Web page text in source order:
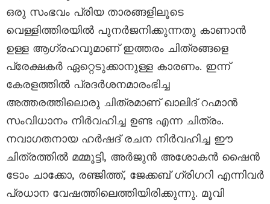
ഒരു സംഭവം പ്രിയ താരങ്ങളിലൂടെ
വെള്ളിത്തിരയിൽ പുനർജനിക്കുന്നതു കാണാൻ
ഉള്ള ആഗ്രഹവുമാണ് ഇത്തരം ചിത്രങ്ങളെ
പ്രേക്ഷകർ ഏറ്റെടുക്കാനുള്ള കാരണം. ഇന്ന്
കേരളത്തിൽ പ്രദർശനമാരംഭിച്ച
അത്തരത്തിലൊരു ചിത്രമാണ് ഖാലിദ് റഹ്മാൻ
സംവിധാനം നിർവഹിച്ച ഉണ്ട എന്ന ചിത്രം.
നവാഗതനായ ഹർഷദ് രചന നിർവഹിച്ച ഈ
ചിത്രത്തിൽ മമ്മൂട്ടി, അർജുൻ അശോകൻ ഷൈൻ
ടോം ചാക്കോ, രഞ്ജിത്ത്, ജേക്കബ് ഗ്രിഗറി എന്നിവർ
പ്രധാന വേഷത്തിലെത്തിയിരിക്കുന്നു. മൂവി